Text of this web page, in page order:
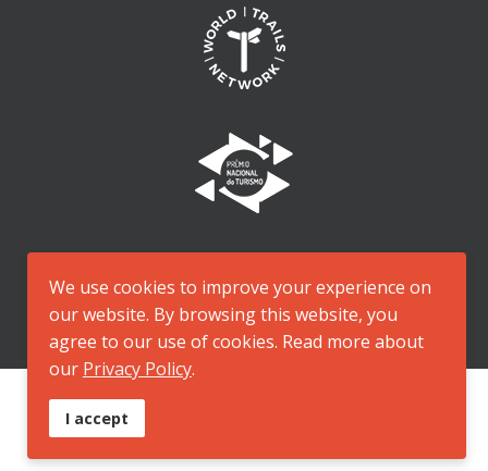
We use cookies to improve your experience on
our website. By browsing this website, you
agree to our use of cookies. Read more about
our Privacy Policy.
I accept